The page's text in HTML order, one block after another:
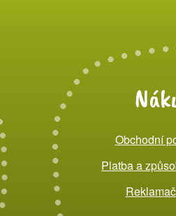
Obchodní
Platba a